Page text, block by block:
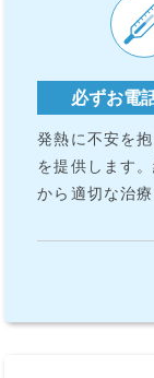
必ずお電
発熱に不安を
を提供します
から適切な治